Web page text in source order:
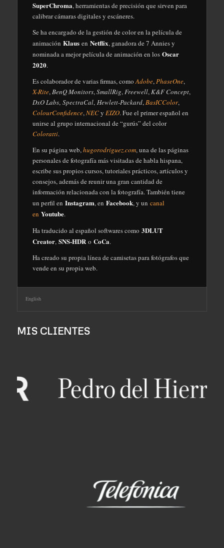
SuperChroma, herramientas de precisión que sirven para
calibrar cámaras digitales y escáneres.
Se ha encargado de la gestión de color en la película de
animación Klausen Netflix, ganadora de 7 Annies y
nominada a mejor película de animación en losOscar
2020.
Es colaborador de varias firmas, comoAdobe,PhaseOne,
X-Rite,BenQ Monitors,SmallRig,Freewell,K&F Concept,
DxO Labs, SpectraCal, Hewlett-Packard,BasICColor,
ColourConfidence,NECy EIZO. Fue el primer español en
unirse al grupo internacional de “gurús” del color
Coloratti.
En su página web,hugorodriguez.com, una de las páginas
personales de fotografía más visitadas de habla hispana,
escribe sus propios cursos, tutoriales prácticos, artículos y
consejos, además de reunir una gran cantidad de
información relacionada con la fotografía. También tiene
un perfil en Instagram, en Facebook, y un canal
en Youtube.
Ha traducido al español softwares como 3DLUT
Creator, SNS-HDRo CoCa.
Ha creado su propia línea de camisetas para fotógrafos que
vende en su propia web.
English
MIS CLIENTES